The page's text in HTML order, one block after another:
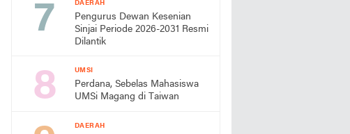
DAERAH
Pengurus Dewan Kesenian
Sinjai Periode 2026-2031 Resmi
Dilantik
UMSI
Perdana, Sebelas Mahasiswa
UMSi Magang di Taiwan
DAERAH